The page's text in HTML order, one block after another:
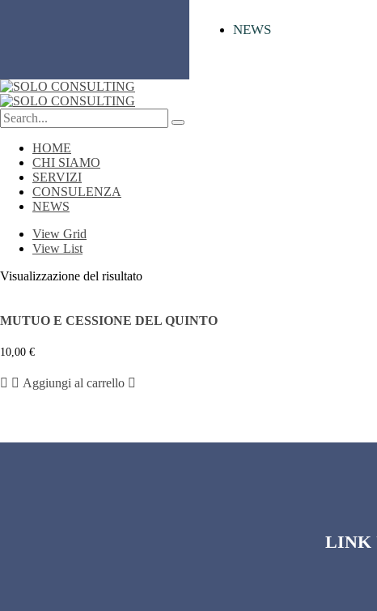
NEWS
HOME
CHI SIAMO
SERVIZI
CONSULENZA
NEWS
View Grid
View List
Visualizzazione del risultato
MUTUO E CESSIONE DEL QUINTO
10,00 €
Aggiungi al carrello
LINK